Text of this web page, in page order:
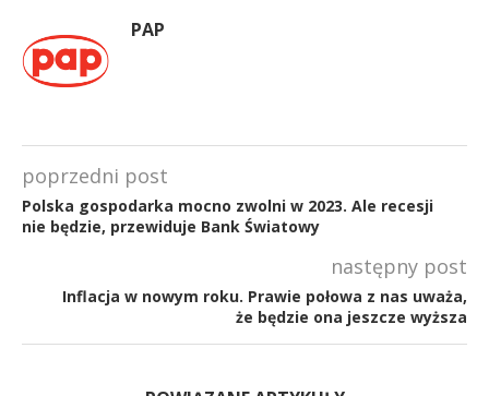
PAP
poprzedni post
Polska gospodarka mocno zwolni w 2023. Ale recesji
nie będzie, przewiduje Bank Światowy
następny post
Inflacja w nowym roku. Prawie połowa z nas uważa,
że będzie ona jeszcze wyższa